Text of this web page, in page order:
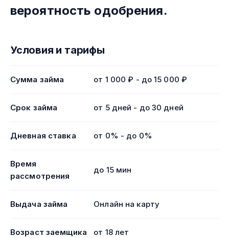
вероятность одобрения.
Условия и тарифы
Сумма займа от 1 000 ₽ - до 15 000 ₽
Срок займа от 5 дней - до 30 дней
Дневная ставка от 0% - до 0%
Время
рассмотрения
до 15 мин
Выдача займа Онлайн на карту
Возраст заемщика от 18 лет